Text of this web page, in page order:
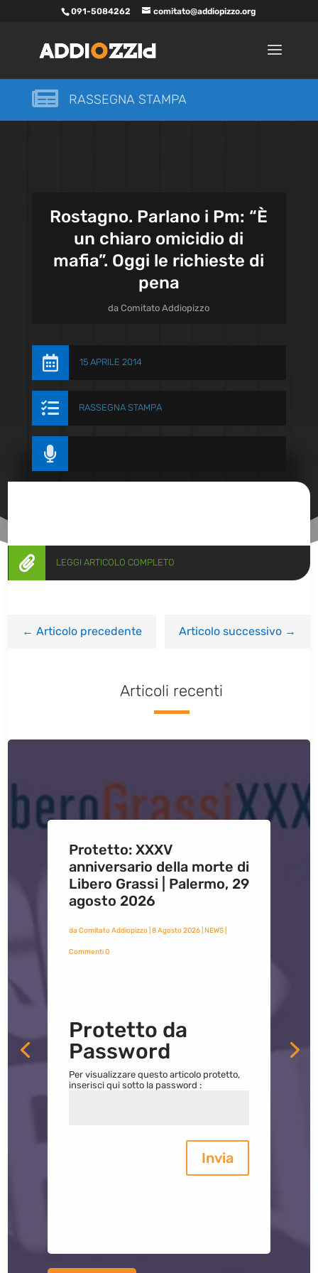
091-5084262 comitato@addiopizzo.org
 RASSEGNA STAMPA
Rostagno. Parlano i Pm: “È
un chiaro omicidio di
mafia”. Oggi le richieste di
pena
daComitato Addiopizzo
 15 APRILE 2014
 RASSEGNA STAMPA

 LEGGI ARTICOLO COMPLETO
←Articolo precedente Articolo successivo→
Articoli recenti
Protetto: XXXV
anniversario della morte di
Libero Grassi | Palermo, 29
agosto 2026
da Comitato Addiopizzo| 8 Agosto 2026| NEWS|
Commenti 0
Protetto da
Password
Per visualizzare questo articolo protetto,
inserisci qui sotto la password :
Invia